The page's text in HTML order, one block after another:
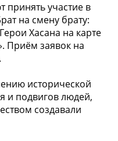
принять участие в
на смену брату:
Хасана на карте
Приём заявок на
исторической
и подвигов людей,
создавали